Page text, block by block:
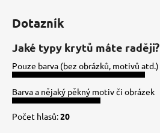
Dotazník
Jaké typy krytů máte raději?
Pouze barva (bez obrázků, motivů atd.)
Barva a nějaký pěkný motiv či obrázek
Počet hlasů:20